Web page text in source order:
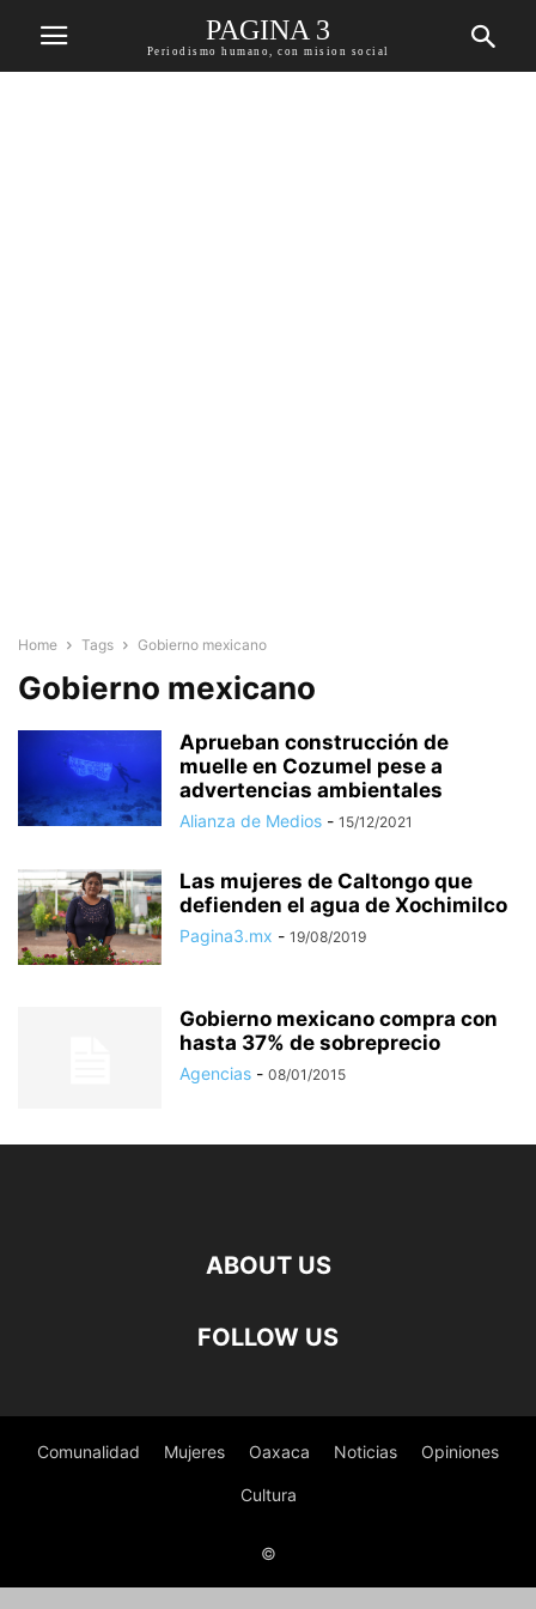
PAGINA 3
Periodismo humano, con mision social
Home Tags Gobierno mexicano
Gobierno mexicano
Aprueban construcción de
muelle en Cozumel pese a
advertencias ambientales
Alianza de Medios - 15/12/2021
Las mujeres de Caltongo que
defienden el agua de Xochimilco
Pagina3.mx - 19/08/2019
Gobierno mexicano compra con
hasta 37% de sobreprecio
Agencias - 08/01/2015
ABOUT US
FOLLOW US
Comunalidad Mujeres Oaxaca Noticias Opiniones
Cultura
©